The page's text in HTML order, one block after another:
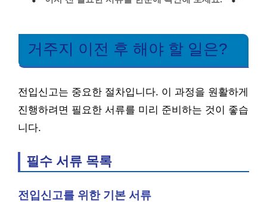
거주지 이전 후 해야 할 일은?
전입신고는 중요한 절차입니다. 이 과정을 원활하게
진행하려면 필요한 서류를 미리 준비하는 것이 좋습
니다.
필수 서류 목록
전입신고를 위한 기본 서류